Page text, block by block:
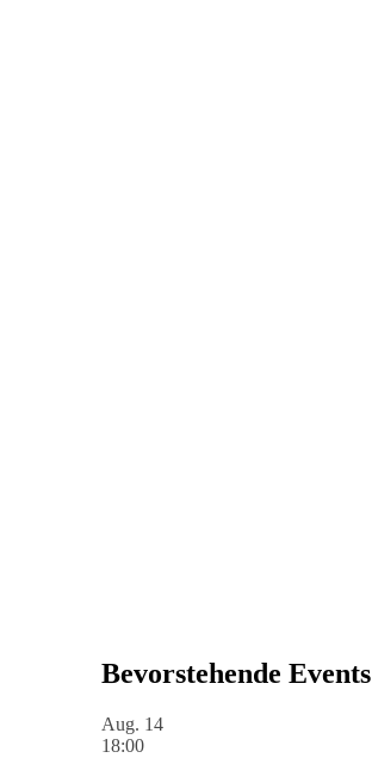
Bevorstehende Events
Aug. 14
18:00